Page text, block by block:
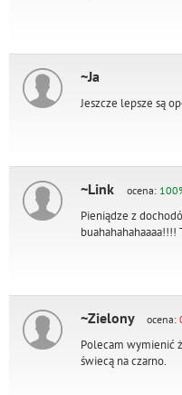
~Ja
Jeszcze lepsze są
~Link ocena:
Pieniądze z
buahahahahaaaa!!!!
~Zielony ocena:
Polecam wymienić
świecą na czarno.